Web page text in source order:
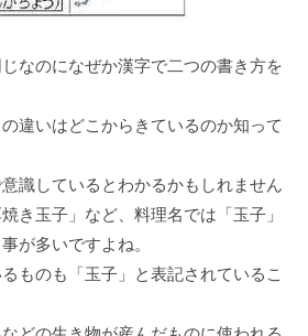
なのになぜか漢字で⼆つの書き⽅を
違いはどこからきているのか知って
識しているとわかるかもしれません
き⽟⼦」など、料理名では「⽟⼦」
が多いですよね。
ものも「⽟⼦」と表記されているこ